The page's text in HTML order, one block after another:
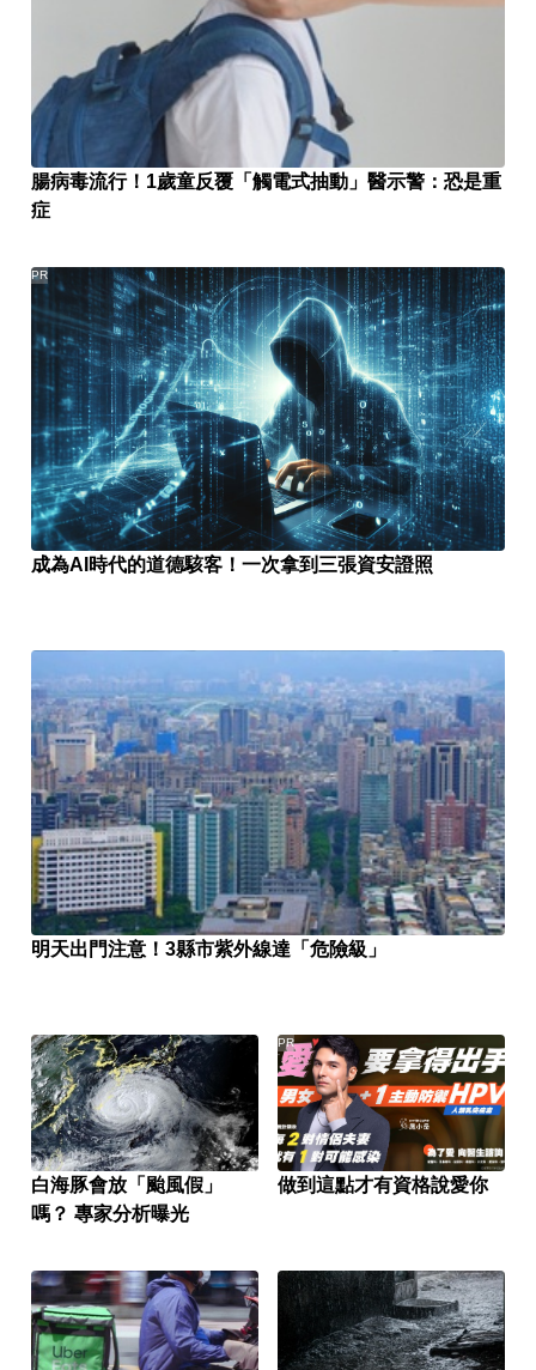
腸病毒流行！1歲童反覆「觸電式抽動」醫示警：恐是重
症
成為AI時代的道德駭客！一次拿到三張資安證照
PR
明天出門注意！3縣市紫外線達「危險級」
白海豚會放「颱風假」
嗎？ 專家分析曝光
做到這點才有資格說愛你
PR